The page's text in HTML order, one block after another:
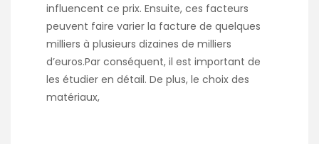
influencent ce prix. Ensuite, ces facteurs
peuvent faire varier la facture de quelques
milliers à plusieurs dizaines de milliers
d’euros.Par conséquent, il est important de
les étudier en détail. De plus, le choix des
matériaux,